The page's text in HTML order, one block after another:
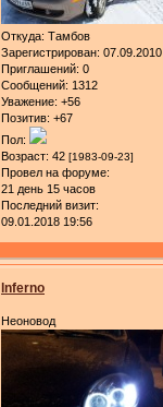
Откуда: Тамбов
Зарегистрирован: 07.09.2010
Приглашений: 0
Сообщений: 1312
Уважение: +56
Позитив: +67
Пол:
Возраст: 42 [1983-09-23]
Провел на форуме:
21 день 15 часов
Последний визит:
09.01.2018 19:56
lnferno
Неоновод